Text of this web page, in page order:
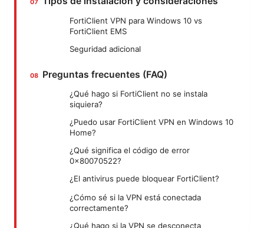
FortiClient VPN para Windows 10 vs
FortiClient EMS
Seguridad adicional
Preguntas frecuentes (FAQ)
¿Qué hago si FortiClient no se instala
siquiera?
¿Puedo usar FortiClient VPN en Windows 10
Home?
¿Qué significa el código de error
0x80070522?
¿El antivirus puede bloquear FortiClient?
¿Cómo sé si la VPN está conectada
correctamente?
¿Qué hago si la VPN se desconecta